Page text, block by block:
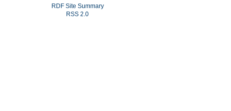
RDF Site Summary
RSS 2.0